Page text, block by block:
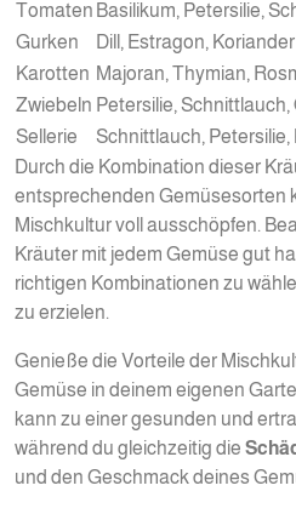
Tomaten Basilikum, Petersilie,
Gurken
Dill, Estragon, Koriander
Karotten Majoran, Thymian,
Zwiebeln Petersilie, Schnittlauch,
Sellerie
Schnittlauch, Petersilie,
Durch die Kombination dieser
entsprechenden Gemüsesorten
Mischkultur voll ausschöpfen.
Kräuter mit jedem Gemüse gut
richtigen Kombinationen zu
zu erzielen.
Genieße die Vorteile der
Gemüse in deinem eigenen
kann zu einer gesunden und
während du gleichzeitig die
und den Geschmack deines